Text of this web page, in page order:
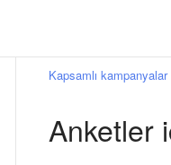
Mesajlaşma
Kapsamlı kampanyalar
Anketler